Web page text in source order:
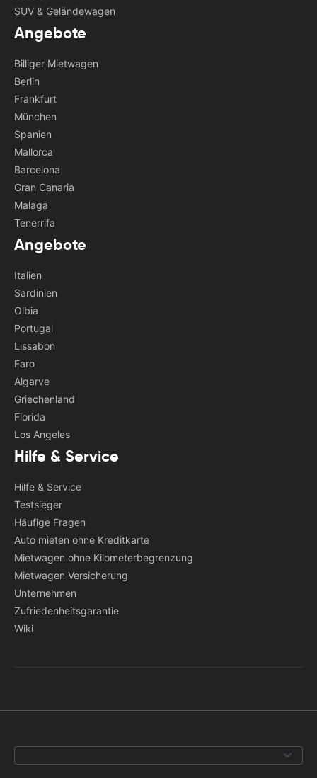
SUV & Geländewagen
Angebote
Billiger Mietwagen
Berlin
Frankfurt
München
Spanien
Mallorca
Barcelona
Gran Canaria
Malaga
Tenerrifa
Angebote
Italien
Sardinien
Olbia
Portugal
Lissabon
Faro
Algarve
Griechenland
Florida
Los Angeles
Hilfe & Service
Hilfe & Service
Testsieger
Häufige Fragen
Auto mieten ohne Kreditkarte
Mietwagen ohne Kilometerbegrenzung
Mietwagen Versicherung
Unternehmen
Zufriedenheitsgarantie
Wiki